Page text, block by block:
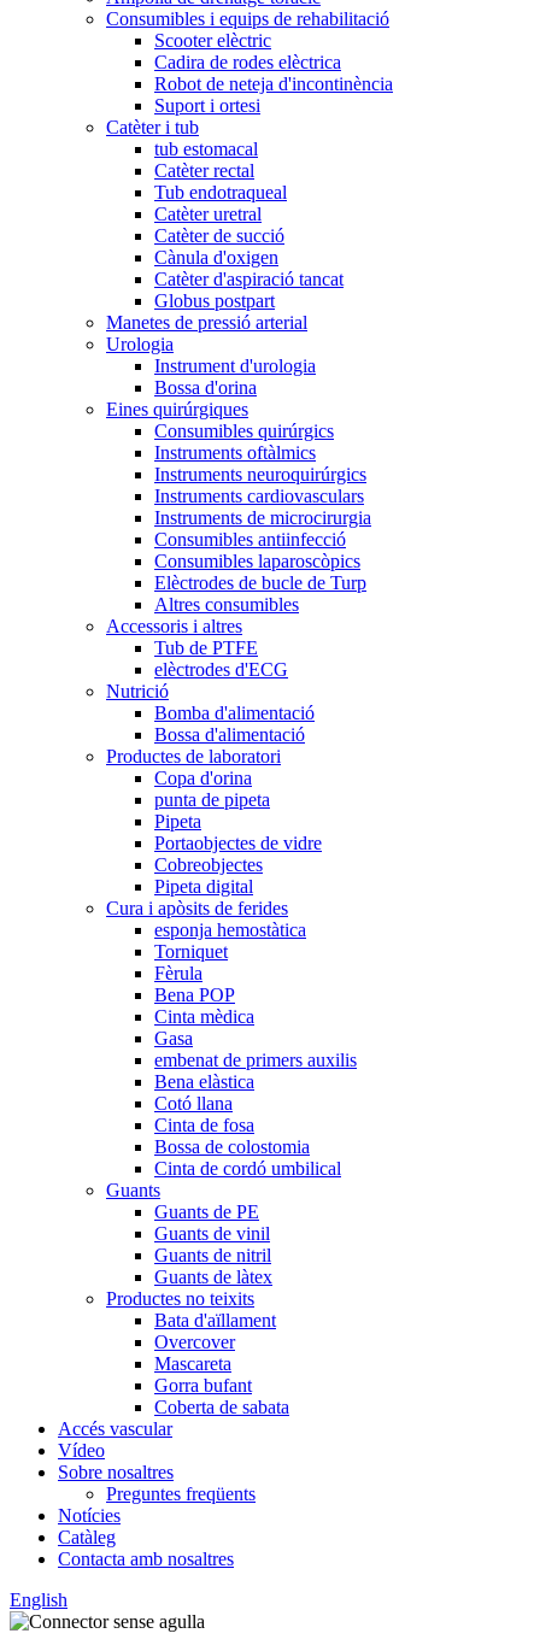
Consumibles i equips de rehabilitació
Scooter elèctric
Cadira de rodes elèctrica
Robot de neteja d'incontinència
Suport i ortesi
Catèter i tub
tub estomacal
Catèter rectal
Tub endotraqueal
Catèter uretral
Catèter de succió
Cànula d'oxigen
Catèter d'aspiració tancat
Globus postpart
Manetes de pressió arterial
Urologia
Instrument d'urologia
Bossa d'orina
Eines quirúrgiques
Consumibles quirúrgics
Instruments oftàlmics
Instruments neuroquirúrgics
Instruments cardiovasculars
Instruments de microcirurgia
Consumibles antiinfecció
Consumibles laparoscòpics
Elèctrodes de bucle de Turp
Altres consumibles
Accessoris i altres
Tub de PTFE
elèctrodes d'ECG
Nutrició
Bomba d'alimentació
Bossa d'alimentació
Productes de laboratori
Copa d'orina
punta de pipeta
Pipeta
Portaobjectes de vidre
Cobreobjectes
Pipeta digital
Cura i apòsits de ferides
esponja hemostàtica
Torniquet
Fèrula
Bena POP
Cinta mèdica
Gasa
embenat de primers auxilis
Bena elàstica
Cotó llana
Cinta de fosa
Bossa de colostomia
Cinta de cordó umbilical
Guants
Guants de PE
Guants de vinil
Guants de nitril
Guants de làtex
Productes no teixits
Bata d'aïllament
Overcover
Mascareta
Gorra bufant
Coberta de sabata
Accés vascular
Vídeo
Sobre nosaltres
Preguntes freqüents
Notícies
Catàleg
Contacta amb nosaltres
English